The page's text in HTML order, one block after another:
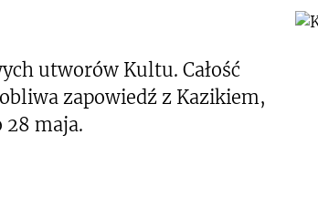
utworów Kultu. Całość
zapowiedź z Kazikiem,
maja.